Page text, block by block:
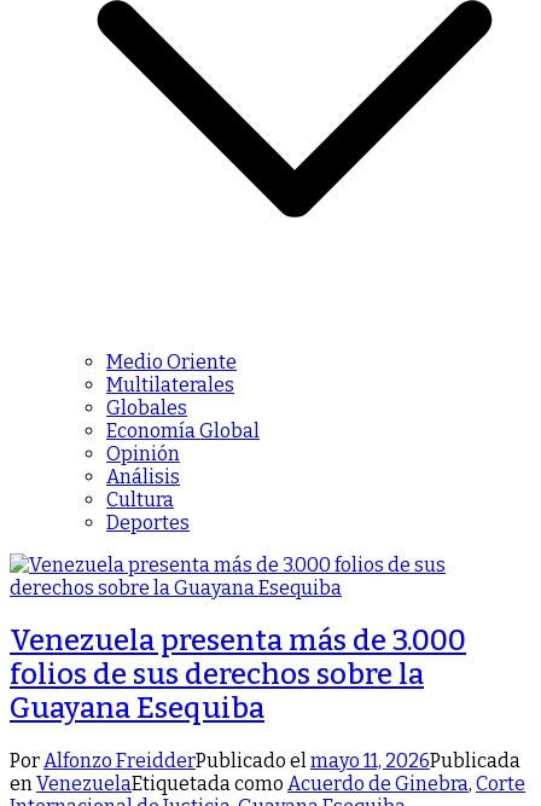
Medio Oriente
Multilaterales
Globales
Economía Global
Opinión
Análisis
Cultura
Deportes
Venezuela presenta más de 3.000
folios de sus derechos sobre la
Guayana Esequiba
PorAlfonzo FreidderPublicado elmayo 11, 2026Publicada
enVenezuelaEtiquetada como Acuerdo de Ginebra, Corte